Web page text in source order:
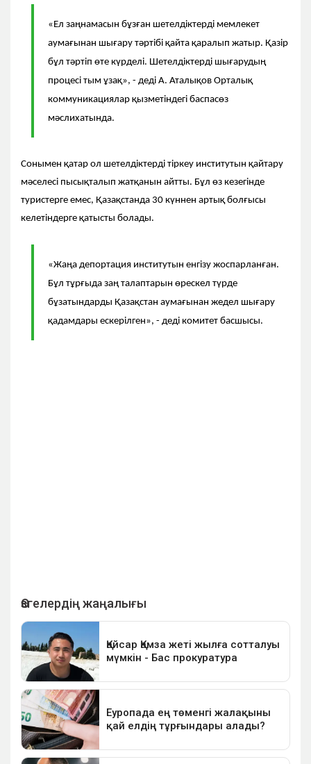
«Ел заңнамасын бұзған шетелдіктерді мемлекет
аумағынан шығару тәртібі қайта қаралып жатыр. Қазір
бұл тәртіп өте күрделі. Шетелдіктерді шығарудың
процесі тым ұзақ», - деді А. Аталықов Орталық
коммуникациялар қызметіндегі баспасөз
мәслихатында.
Сонымен қатар ол шетелдіктерді тіркеу институтын қайтару
мәселесі пысықталып жатқанын айтты. Бұл өз кезегінде
туристерге емес, Қазақстанда 30 күннен артық болғысы
келетіндерге қатысты болады.
«Жаңа депортация институтын енгізу жоспарланған.
Бұл тұрғыда заң талаптарын өрескел түрде
бұзатындарды Қазақстан аумағынан жедел шығару
қадамдары ескерілген», - деді комитет басшысы.